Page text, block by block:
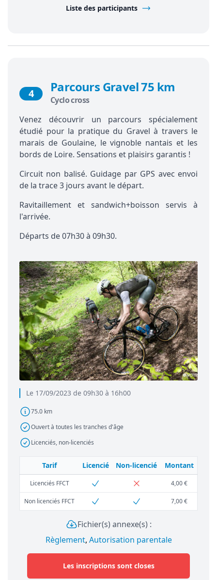
Liste des participants
Le 17/09/2023 de 09h30 à 16h00
75.0 km
Ouvert à toutes les tranches d'âge
Licenciés, non-licenciés
4 Parcours Gravel 75 km
Cyclo cross
Venez découvrir un parcours spécialement
étudié pour la pratique du Gravel à travers le
marais de Goulaine, le vignoble nantais et les
bords de Loire. Sensations et plaisirs garantis !
Circuit non balisé. Guidage par GPS avec envoi
de la trace 3 jours avant le départ.
Ravitaillement et sandwich+boisson servis à
l'arrivée.
Départs de 07h30 à 09h30.
Tarif Licencié Non-licencié Montant
Licenciés FFCT 4,00 €
Non licenciés FFCT 7,00 €
Fichier(s) annexe(s) :
Règlement, Autorisation parentale
Les inscriptions sont closes